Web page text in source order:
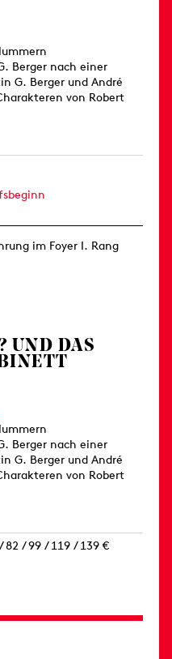
Berger nach einer
G. Berger und André
von Robert
im Foyer I. Rang
UND DAS
Berger nach einer
G. Berger und André
von Robert
82 / 99 / 119 / 139 €